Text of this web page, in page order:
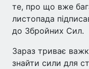
те, про що вже
листопада
до Збройних Сил.
Зараз триває
знайти сили для